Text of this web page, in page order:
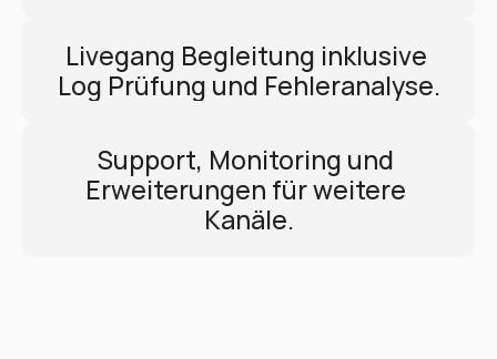
Livegang Begleitung inklusive
Log Prüfung und Fehleranalyse.
Support, Monitoring und
Erweiterungen für weitere
Kanäle.